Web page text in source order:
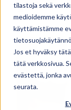
tilastoja sekä
medioidemme
käyttämistämme
Jos et hyväksy
tätä verkkosivua.
evästettä, jonka
seurata.